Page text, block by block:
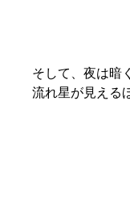
そして、夜は暗
流れ星が見える